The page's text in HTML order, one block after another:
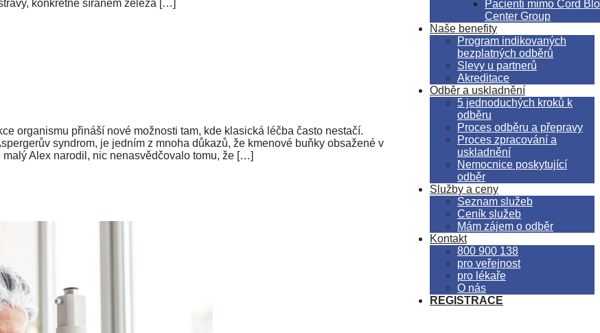
Pacienti mimo Cord
Center Group
Naše benefity
Program indikovaných
bezplatných odběrů
Slevy u partnerů
Akreditace
Odběr a uskladnění
5 jednoduchých kroků k
odběru
Proces odběru a přepravy
Proces zpracování a
uskladnění
Nemocnice poskytující
odběr
Služby a ceny
Seznam služeb
Ceník služeb
Mám zájem o odběr
Kontakt
800 900 138
pro veřejnost
pro lékaře
O nás
REGISTRACE
konkrétně síranem železa […]
organismu přináší nové možnosti tam, kde klasická léčba často nestačí.
syndrom, je jedním z mnoha důkazů, že kmenové buňky obsažené v
Alex narodil, nic nenasvědčovalo tomu, že […]